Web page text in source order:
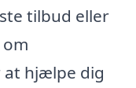
tilbud eller
at hjælpe dig